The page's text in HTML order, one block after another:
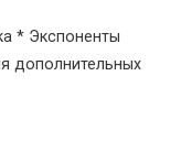
* Экспоненты
дополнительных